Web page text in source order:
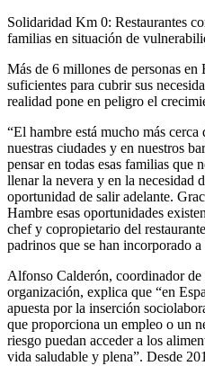
Solidaridad Km 0: Restaurantes
familias en situación de
Más de 6 millones de personas en
suficientes para cubrir sus
realidad pone en peligro el
“El hambre está mucho más cerca
nuestras ciudades y en nuestros
pensar en todas esas familias que
llenar la nevera y en la necesidad
oportunidad de salir adelante.
Hambre esas oportunidades
chef y copropietario del
padrinos que se han incorporado
Alfonso Calderón, coordinador de
organización, explica que “en
apuesta por la inserción
que proporciona un empleo o un
riesgo puedan acceder a los
vida saludable y plena”. Desde